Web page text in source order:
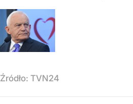
Źródło: TVN24